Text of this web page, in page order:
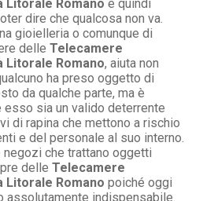
Litorale Romano e quindi
dire che qualcosa non va.
gioielleria o comunque di
delle Telecamere
Litorale Romano, aiuta non
ha preso oggetto di
da qualche parte, ma è
sia un valido deterrente
di rapina che mettono a rischio
e del personale al suo interno.
che trattano oggetti
delle Telecamere
Litorale Romano poiché oggi
assolutamente indispensabile.